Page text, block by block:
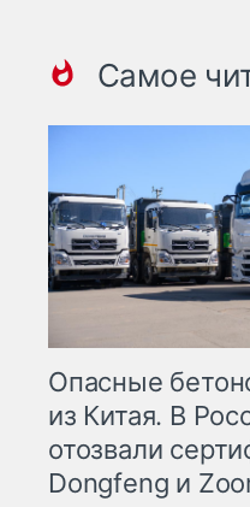
Самое
Опасные
из Китая. В
отозвали
Dongfeng и